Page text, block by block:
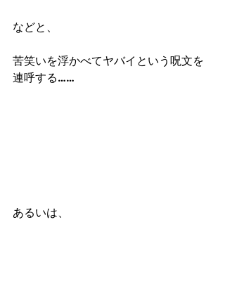
などと、
苦笑いを浮かべてヤバイという呪文を
連呼する……
あるいは、